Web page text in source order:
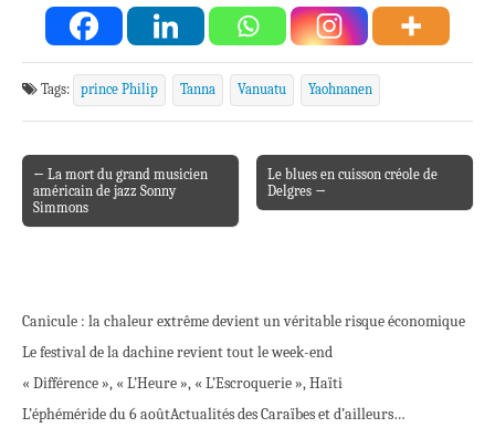
Tags: prince Philip Tanna Vanuatu Yaohnanen
Post navigation
← La mort du grand musicien
américain de jazz Sonny
Simmons
Le blues en cuisson créole de
Delgres →
Canicule : la chaleur extrême devient un véritable risque économique
Le festival de la dachine revient tout le week-end
« Différence », « L’Heure », « L’Escroquerie », Haïti
L’éphéméride du 6 aoûtActualités des Caraïbes et d’ailleurs…